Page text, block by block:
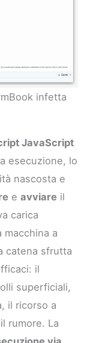
infetta
JavaScript
esecuzione, lo
nascosta e
eavviare il
carica
macchina a
catena sfrutta
il
superficiali,
il ricorso a
rumore. La